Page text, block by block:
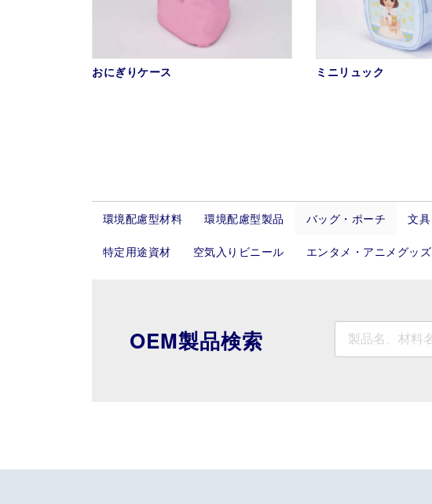
おにぎりケース ミニリュック
稿
の
環境配慮型材料 環境配慮型製品 バッグ・ポーチ 文具
特定用途資材 空気入りビニール エンタメ・アニメグッズ
OEM製品検索